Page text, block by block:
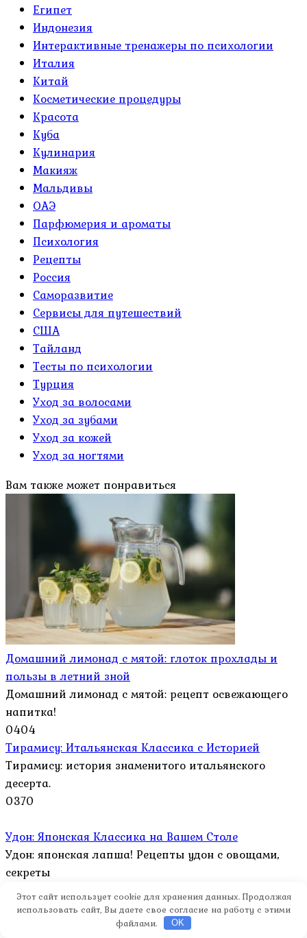
Египет
Индонезия
Интерактивные тренажеры по психологии
Италия
Китай
Косметические процедуры
Красота
Куба
Кулинария
Макияж
Мальдивы
ОАЭ
Парфюмерия и ароматы
Психология
Рецепты
Россия
Саморазвитие
Сервисы для путешествий
США
Тайланд
Тесты по психологии
Турция
Уход за волосами
Уход за зубами
Уход за кожей
Уход за ногтями
Вам также может понравиться
Домашний лимонад с мятой: глоток прохлады и
пользы в летний зной
Домашний лимонад с мятой: рецепт освежающего
напитка!
0404
Тирамису: Итальянская Классика с Историей
Тирамису: история знаменитого итальянского
десерта.
0370
Удон: Японская Классика на Вашем Столе
Удон: японская лапша! Рецепты удон с овощами,
секреты
368
Выбор скумбрии для запекания: секреты идеального
Этот сайт использует cookie для хранения данных. Продолжая
использовать сайт, Вы даете свое согласие на работу с этими
файлами.
OK